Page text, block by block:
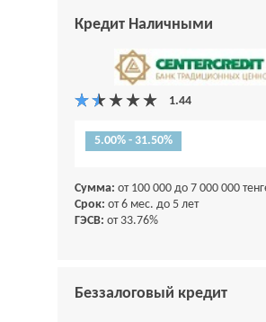
Кредит Наличными
5.00% - 31.50%
Сумма: от 100 000 до 7 000 000
Срок: от 6 мес. до 5 лет
ГЭСВ: от 33.76%
Беззалоговый кредит